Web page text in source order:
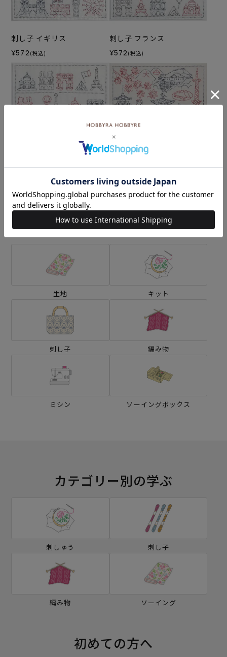
刺し子 イギリス
¥572 (税込)
刺し子 フランス
¥572 (税込)
刺し子 フランスセット
(税込)
刺し子 KYOTOセット
¥1,188(税込)
カテゴリーから探す
生地 キット
刺し子 編み物
ミシン ソーイングボックス
カテゴリー別の学ぶ
刺しゅう 刺し子
編み物 ソーイング
初めての方へ